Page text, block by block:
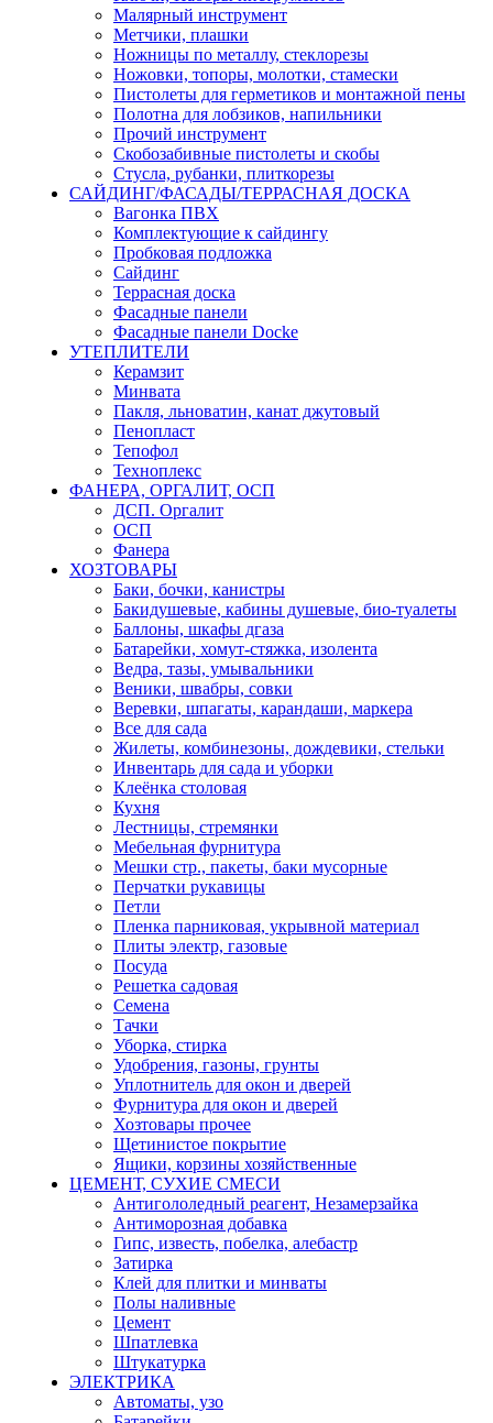
Малярный инструмент
Метчики, плашки
Ножницы по металлу, стеклорезы
Ножовки, топоры, молотки, стамески
Пистолеты для герметиков и монтажной пены
Полотна для лобзиков, напильники
Прочий инструмент
Скобозабивные пистолеты и скобы
Стусла, рубанки, плиткорезы
САЙДИНГ/ФАСАДЫ/ТЕРРАСНАЯ ДОСКА
Вагонка ПВХ
Комплектующие к сайдингу
Пробковая подложка
Сайдинг
Террасная доска
Фасадные панели
Фасадные панели Docke
УТЕПЛИТЕЛИ
Керамзит
Минвата
Пакля, льноватин, канат джутовый
Пенопласт
Тепофол
Техноплекс
ФАНЕРА, ОРГАЛИТ, ОСП
ДСП. Оргалит
ОСП
Фанера
ХОЗТОВАРЫ
Баки, бочки, канистры
Бакидушевые, кабины душевые, био-туалеты
Баллоны, шкафы дгаза
Батарейки, хомут-стяжка, изолента
Ведра, тазы, умывальники
Веники, швабры, совки
Веревки, шпагаты, карандаши, маркера
Все для сада
Жилеты, комбинезоны, дождевики, стельки
Инвентарь для сада и уборки
Клеёнка столовая
Кухня
Лестницы, стремянки
Мебельная фурнитура
Мешки стр., пакеты, баки мусорные
Перчатки рукавицы
Петли
Пленка парниковая, укрывной материал
Плиты электр, газовые
Посуда
Решетка садовая
Семена
Тачки
Уборка, стирка
Удобрения, газоны, грунты
Уплотнитель для окон и дверей
Фурнитура для окон и дверей
Хозтовары прочее
Щетинистое покрытие
Ящики, корзины хозяйственные
ЦЕМЕНТ, СУХИЕ СМЕСИ
Антигололедный реагент, Незамерзайка
Антиморозная добавка
Гипс, известь, побелка, алебастр
Затирка
Клей для плитки и минваты
Полы наливные
Цемент
Шпатлевка
Штукатурка
ЭЛЕКТРИКА
Автоматы, узо